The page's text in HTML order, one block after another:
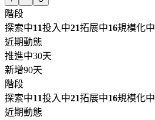
階段
探索中11投入中21拓展中16規模化中
近期動態
推進中30天
新增90天
階段
探索中11投入中21拓展中16規模化中
近期動態